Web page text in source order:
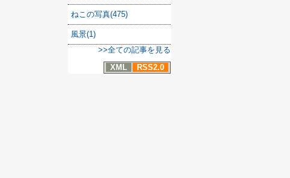
ねこの写真(475)
風景(1)
>>全ての記事を見る
XML
RSS2.0